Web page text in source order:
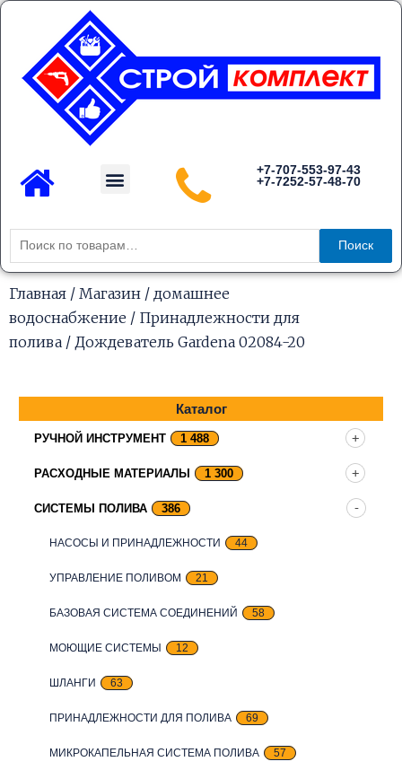
Перейти
содержимому
Menu
+7-707-553-97-43
+7-7252-57-48-70
Искать:
Поиск
Главная / Магазин / домашнее
водоснабжение / Принадлежности для
полива / Дождеватель Gardena 02084-20
Каталог
РУЧНОЙ ИНСТРУМЕНТ 1 488
РАСХОДНЫЕ МАТЕРИАЛЫ 1 300
СИСТЕМЫ ПОЛИВА 386
НАСОСЫ И ПРИНАДЛЕЖНОСТИ 44
УПРАВЛЕНИЕ ПОЛИВОМ 21
БАЗОВАЯ СИСТЕМА СОЕДИНЕНИЙ 58
МОЮЩИЕ СИСТЕМЫ 12
ШЛАНГИ 63
ПРИНАДЛЕЖНОСТИ ДЛЯ ПОЛИВА 69
МИКРОКАПЕЛЬНАЯ СИСТЕМА ПОЛИВА 57